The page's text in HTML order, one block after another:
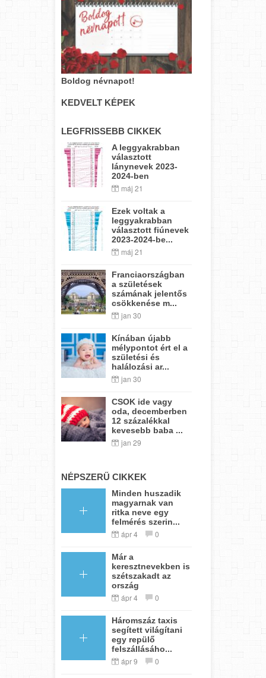
Boldog névnapot!
KEDVELT KÉPEK
LEGFRISSEBB CIKKEK
A leggyakrabban
választott
lánynevek 2023-
2024-ben
máj 21
Ezek voltak a
leggyakrabban
választott fiúnevek
2023-2024-be...
máj 21
Franciaországban
a születések
számának jelentős
csökkenése m...
jan 30
Kínában újabb
mélypontot ért el a
születési és
halálozási ar...
jan 30
CSOK ide vagy
oda, decemberben
12 százalékkal
kevesebb baba ...
jan 29
NÉPSZERŰ CIKKEK
Minden huszadik
magyarnak van
ritka neve egy
felmérés szerin...
ápr 4 0
Már a
keresztnevekben is
szétszakadt az
ország
ápr 4 0
Háromszáz taxis
segített világítani
egy repülő
felszállásáho...
ápr 9 0